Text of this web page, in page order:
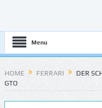
Menu
HOME FERRARI
DER
GTO